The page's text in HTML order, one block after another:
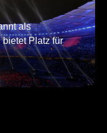
als
Platz für